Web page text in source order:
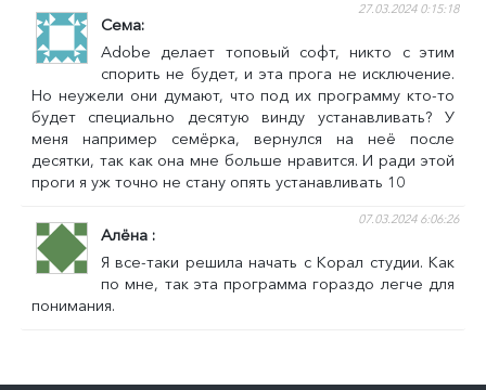
Сема
27.03.2024 0:15:18
Аdobe делает топовый софт, никто с этим
спорить не будет, и эта прога не исключение.
Но неужели они думают, что под их программу кто-то
будет специально десятую винду устанавливать? У
меня например семёрка, вернулся на неё после
десятки, так как она мне больше нравится. И ради этой
проги я уж точно не стану опять устанавливать 10
Алёна
07.03.2024 6:06:26
Я все-таки решила начать с Корал студии. Как
по мне, так эта программа гораздо легче для
понимания.